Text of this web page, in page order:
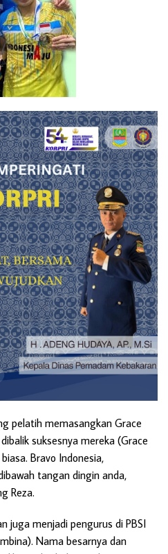
pelatih memasangkan Grace
suksesnya mereka (Grace
Bravo Indonesia,
tangan dingin anda,
Reza.
juga menjadi pengurus di PBSI
Nama besarnya dan